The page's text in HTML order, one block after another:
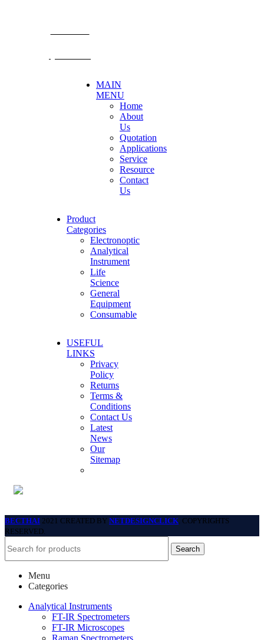
MAIN
MENU
Home
About
Us
Quotation
Applications
Service
Resource
Contact
Us
Product
Categories
Electronoptic
Analytical
Instrument
Life
Science
General
Equipment
Consumable
USEFUL
LINKS
Privacy
Policy
Returns
Terms &
Conditions
Contact Us
Latest
News
Our
Sitemap
BECTHAI 2021 CREATED BY NETDESIGNCLICK. COPYRIGHTS
RESERVED.
Search
Menu
Categories
Analytical Instruments
FT-IR Spectrometers
FT-IR Microscopes
Raman Spectrometers